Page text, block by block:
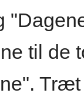
til de